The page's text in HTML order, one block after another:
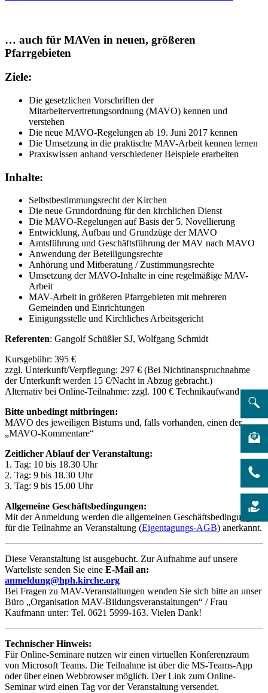
… auch für MAVen in neuen, größeren
Pfarrgebieten
Ziele:
Die gesetzlichen Vorschriften der
Mitarbeitervertretungsordnung (MAVO) kennen und
verstehen
Die neue MAVO-Regelungen ab 19. Juni 2017 kennen
Die Umsetzung in die praktische MAV-Arbeit kennen lernen
Praxiswissen anhand verschiedener Beispiele erarbeiten
Inhalte:
Selbstbestimmungsrecht der Kirchen
Die neue Grundordnung für den kirchlichen Dienst
Die MAVO-Regelungen auf Basis der 5. Novellierung
Entwicklung, Aufbau und Grundzüge der MAVO
Amtsführung und Geschäftsführung der MAV nach MAVO
Anwendung der Beteiligungsrechte
Anhörung und Mitberatung / Zustimmungsrechte
Umsetzung der MAVO-Inhalte in eine regelmäßige MAV-
Arbeit
MAV-Arbeit in größeren Pfarrgebieten mit mehreren
Gemeinden und Einrichtungen
Einigungsstelle und Kirchliches Arbeitsgericht
Referenten: Gangolf Schüßler SJ, Wolfgang Schmidt
Kursgebühr: 395 €
zzgl. Unterkunft/Verpflegung: 297 € (Bei Nichtinanspruchnahme
der Unterkunft werden 15 €/Nacht in Abzug gebracht.)
Alternativ bei Online-Teilnahme: zzgl. 100 € Technikaufwand
Bitte unbedingt mitbringen:
MAVO des jeweiligen Bistums und, falls vorhanden, einen der
„MAVO-Kommentare“
Zeitlicher Ablauf der Veranstaltung:
1. Tag: 10 bis 18.30 Uhr
2. Tag: 9 bis 18.30 Uhr
3. Tag: 9 bis 15.00 Uhr
Allgemeine Geschäftsbedingungen:
Mit der Anmeldung werden die allgemeinen Geschäftsbedingungen
für die Teilnahme an Veranstaltung (Eigentagungs-AGB) anerkannt.
Diese Veranstaltung ist ausgebucht. Zur Aufnahme auf unsere
Warteliste senden Sie eine E-Mail an:
anmeldung@hph.kirche.org
Bei Fragen zu MAV-Veranstaltungen wenden Sie sich bitte an unser
Büro „Organisation MAV-Bildungsveranstaltungen“ / Frau
Kaufmann unter: Tel. 0621 5999-163. Vielen Dank!
Technischer Hinweis:
Für Online-Seminare nutzen wir einen virtuellen Konferenzraum
von Microsoft Teams. Die Teilnahme ist über die MS-Teams-App
oder über einen Webbrowser möglich. Der Link zum Online-
Seminar wird einen Tag vor der Veranstaltung versendet.